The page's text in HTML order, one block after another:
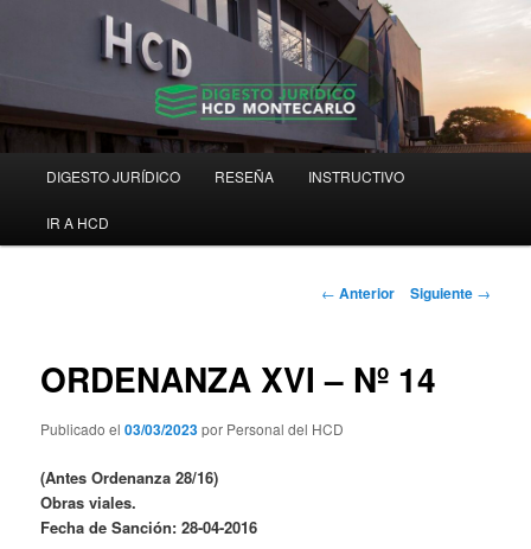
Digesto HCD Montecarlo
Digesto Jurídico Consolidado
principal
DIGESTO JURÍDICO RESEÑA INSTRUCTIVO
IR A HCD
Navegación
← Anterior Siguiente →
ORDENANZA XVI – Nº 14
Publicado el03/03/2023por Personal del HCD
(Antes Ordenanza 28/16)
Obras viales.
Fecha de Sanción: 28-04-2016